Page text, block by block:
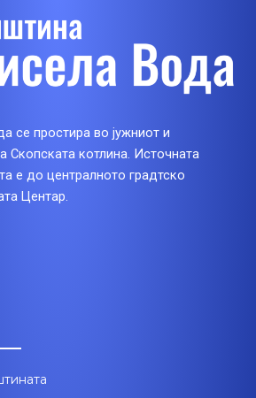
се простира во јужниот и
Скопската котлина. Источната
е до централното градтско
Центар.